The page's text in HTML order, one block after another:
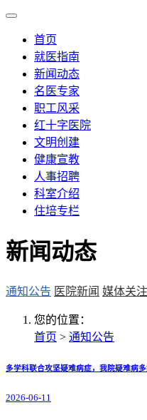
首页
就医指南
新闻动态
名医专家
职工风采
红十字医院
文明创建
健康宣教
人事招聘
科室介绍
住培专栏
新闻动态
通知公告 医院新闻 媒体关注
您的位置：
首页 > 通知公告
多学科联合攻坚疑难病症，我院疑难病多
2026-06-11